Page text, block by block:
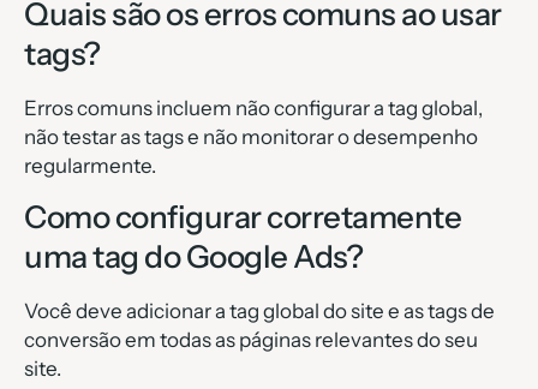
Quais são os erros comuns ao usar
tags?
Erros comuns incluem não configurar a tag global,
não testar as tags e não monitorar o desempenho
regularmente.
Como configurar corretamente
uma tag do Google Ads?
Você deve adicionar a tag global do site e as tags de
conversão em todas as páginas relevantes do seu
site.